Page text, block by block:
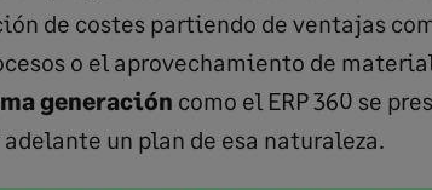
de costes partiendo de ventajas
o el aprovechamiento de
generación como el ERP 360 se
un plan de esa naturaleza.